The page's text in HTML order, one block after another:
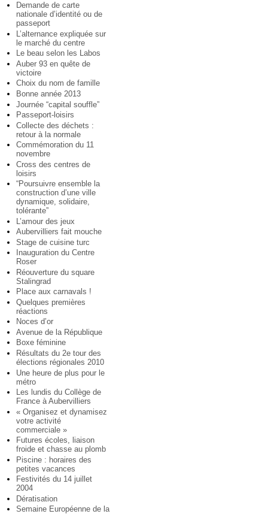
Demande de carte
nationale d’identité ou de
passeport
L’alternance expliquée sur
le marché du centre
Le beau selon les Labos
Auber 93 en quête de
victoire
Choix du nom de famille
Bonne année 2013
Journée “capital souffle”
Passeport-loisirs
Collecte des déchets :
retour à la normale
Commémoration du 11
novembre
Cross des centres de
loisirs
“Poursuivre ensemble la
construction d’une ville
dynamique, solidaire,
tolérante”
L’amour des jeux
Aubervilliers fait mouche
Stage de cuisine turc
Inauguration du Centre
Roser
Réouverture du square
Stalingrad
Place aux carnavals !
Quelques premières
réactions
Noces d’or
Avenue de la République
Boxe féminine
Résultats du 2e tour des
élections régionales 2010
Une heure de plus pour le
métro
Les lundis du Collège de
France à Aubervilliers
« Organisez et dynamisez
votre activité
commerciale »
Futures écoles, liaison
froide et chasse au plomb
Piscine : horaires des
petites vacances
Festivités du 14 juillet
2004
Dératisation
Semaine Européenne de la